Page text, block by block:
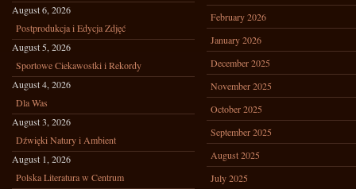
August 6, 2026
Postprodukcja i Edycja Zdjęć
August 5, 2026
Sportowe Ciekawostki i Rekordy
August 4, 2026
Dla Was
August 3, 2026
Dźwięki Natury i Ambient
August 1, 2026
Polska Literatura w Centrum
February 2026
January 2026
December 2025
November 2025
October 2025
September 2025
August 2025
July 2025